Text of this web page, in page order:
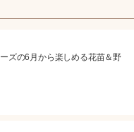
ズの6月から楽しめる花苗＆野